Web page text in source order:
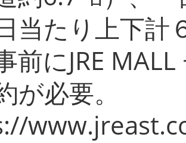
当たり上下計
前にJRE
が必要。